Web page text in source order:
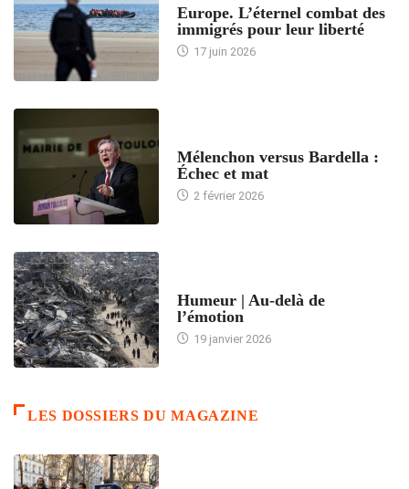
Europe. L’éternel combat des
immigrés pour leur liberté
17 juin 2026
Mélenchon versus Bardella :
Échec et mat
2 février 2026
Humeur | Au-delà de
l’émotion
19 janvier 2026
LES DOSSIERS DU MAGAZINE